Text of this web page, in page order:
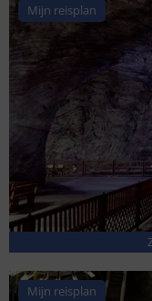
Mijn reisplan
Mijn reisplan